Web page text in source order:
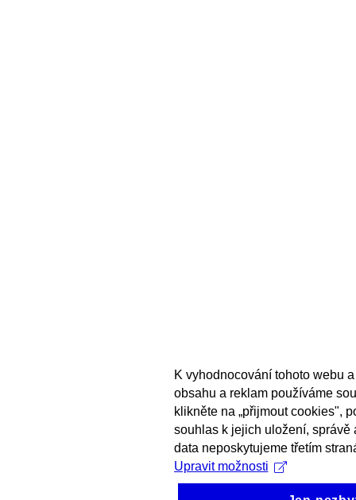
K vyhodnocování tohoto webu
obsahu a reklam používáme
klikněte na „přijmout cookies",
souhlas k jejich uložení, správě
data neposkytujeme třetím
Upravit možnosti